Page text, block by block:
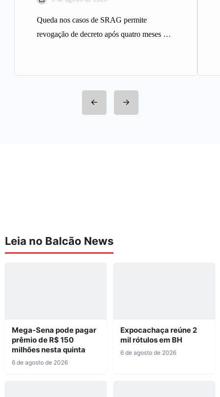
Queda nos casos de SRAG permite
revogação de decreto após quatro meses A
Leia no Balcão News
Mega-Sena pode pagar
prêmio de R$ 150
milhões nesta quinta
6 de agosto de 2026
Expocachaça reúne 2
mil rótulos em BH
6 de agosto de 2026